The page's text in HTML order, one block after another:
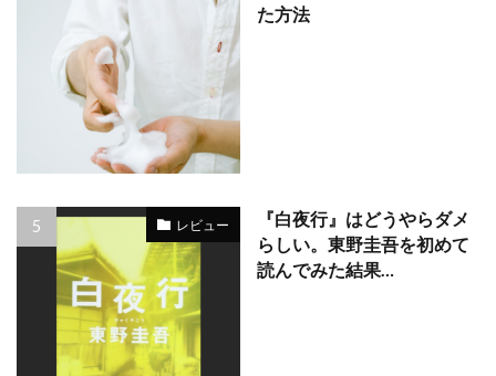
た方法
レビュー
『白夜行』はどうやらダメ
らしい。東野圭吾を初めて
読んでみた結果…